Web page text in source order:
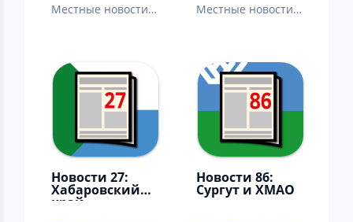
Местные новости:
Армавир, Ейское,
Анапа, Ейск…
Местные новости:
Лиски, Острогожск,
Нововоронеж…
Новости 27:
Хабаровский
край
Новости 86:
Сургут и ХМАО